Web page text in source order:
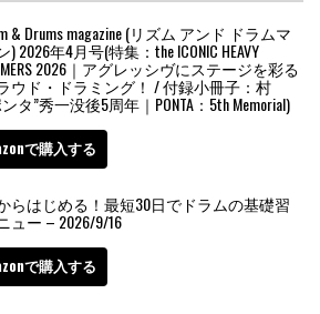
& Drums magazine (リズム アンド ドラムマ
) 2026年4月号(特集：the ICONIC HEAVY
2026｜アグレッシヴにステージを彩る
ウド・ドラミング！ / 付録小冊子：村
ンタ”秀一没後5周年｜PONTA：5th Memorial)
で購入する
らはじめる！最短30日でドラムの基礎習
ュー – 2026/9/16
で購入する